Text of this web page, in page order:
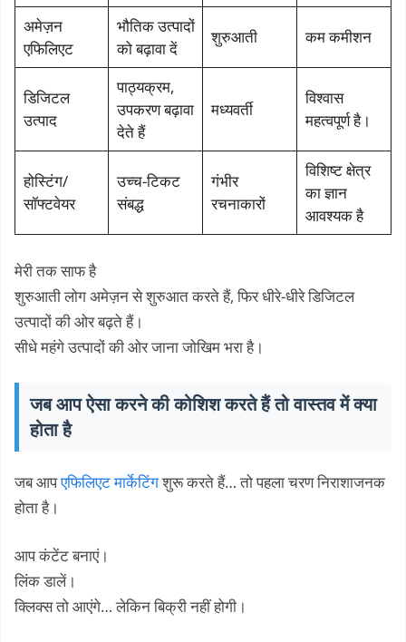
अमेज़न
एफिलिएट
भौतिक उत्पादों
को बढ़ावा दें
शुरुआती कम कमीशन
डिजिटल
उत्पाद
पाठ्यक्रम,
उपकरण बढ़ावा
देते हैं
मध्यवर्ती
विश्वास
महत्वपूर्ण है।
होस्टिंग/
सॉफ्टवेयर
उच्च-टिकट
संबद्ध
गंभीर
रचनाकारों
विशिष्ट क्षेत्र
का ज्ञान
आवश्यक है
मेरी तक साफ है
शुरुआती लोग अमेज़न से शुरुआत करते हैं, फिर धीरे-धीरे डिजिटल
उत्पादों की ओर बढ़ते हैं।
सीधे महंगे उत्पादों की ओर जाना जोखिम भरा है।
जब आप ऐसा करने की कोशिश करते हैं तो वास्तव में क्या
होता है
जब आपएफिलिएट मार्केटिंगशुरू करते हैं… तो पहला चरण निराशाजनक
होता है।
आप कंटेंट बनाएं।
लिंक डालें।
क्लिक्स तो आएंगे… लेकिन बिक्री नहीं होगी।